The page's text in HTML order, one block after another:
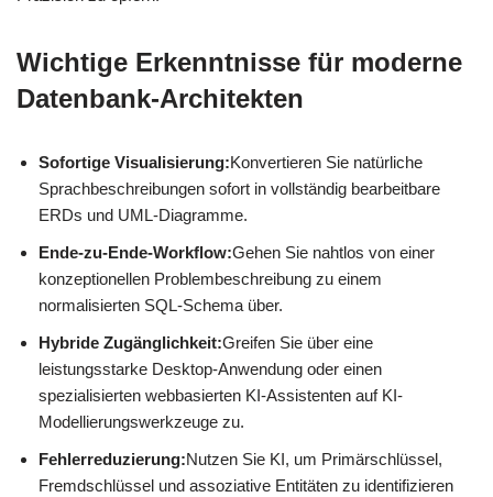
Wichtige Erkenntnisse für moderne
Datenbank-Architekten
Sofortige Visualisierung:Konvertieren Sie natürliche
Sprachbeschreibungen sofort in vollständig bearbeitbare
ERDs und UML-Diagramme.
Ende-zu-Ende-Workflow:Gehen Sie nahtlos von einer
konzeptionellen Problembeschreibung zu einem
normalisierten SQL-Schema über.
Hybride Zugänglichkeit:Greifen Sie über eine
leistungsstarke Desktop-Anwendung oder einen
spezialisierten webbasierten KI-Assistenten auf KI-
Modellierungswerkzeuge zu.
Fehlerreduzierung:Nutzen Sie KI, um Primärschlüssel,
Fremdschlüssel und assoziative Entitäten zu identifizieren